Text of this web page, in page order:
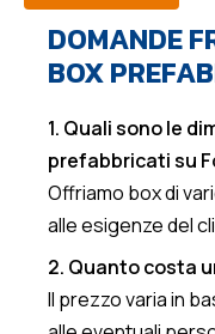
DOMANDE
BOX
1. Quali sono le
prefabbricati su
Offriamo box di
alle esigenze del
2. Quanto costa
Il prezzo varia in